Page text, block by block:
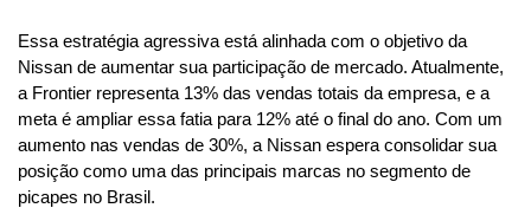
Essa estratégia agressiva está alinhada com o objetivo da
Nissan de aumentar sua participação de mercado. Atualmente,
a Frontier representa 13% das vendas totais da empresa, e a
meta é ampliar essa fatia para 12% até o final do ano. Com um
aumento nas vendas de 30%, a Nissan espera consolidar sua
posição como uma das principais marcas no segmento de
picapes no Brasil.